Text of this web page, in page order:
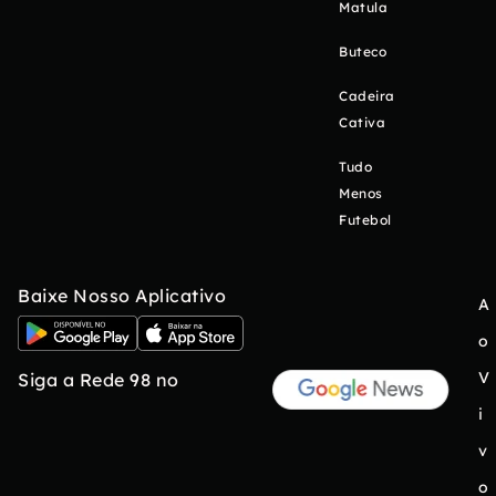
Matula
Buteco
Cadeira
Cativa
Tudo
Menos
Futebol
Baixe Nosso Aplicativo
Siga a Rede 98 no
A
o
V
i
v
o